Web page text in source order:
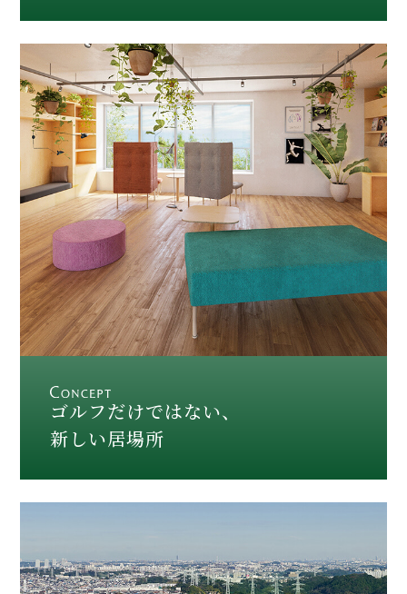
ゴルフだけではない、
新しい居場所